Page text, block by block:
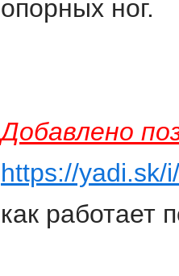
опорных ног.
Добавлено
https://yadi.sk/
как работает